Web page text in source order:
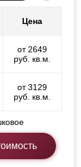
Цена
от 2649
руб. кв.м.
от 3129
руб. кв.м.